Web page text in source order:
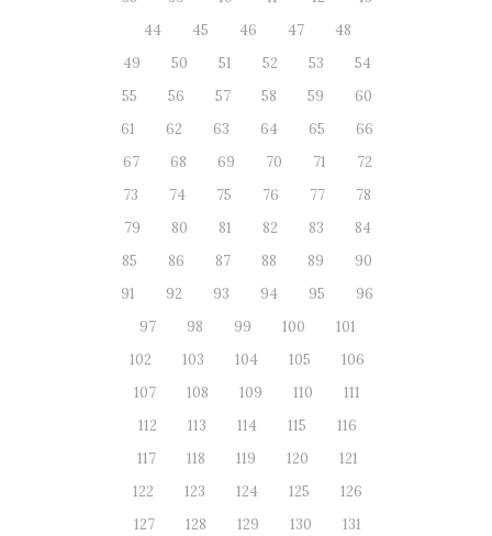
44
45 46 47
48
49
50 51 52 53
54
55
56 57 58 59
60
61
62 63 64 65
66
67
68 69 70 71
72
73
74 75 76 77
78
79
80 81 82 83
84
85
86 87 88 89
90
91
92 93 94 95
96
97
98 99 100
101
102
103 104 105
106
107
108 109 110
111
112
113 114 115
116
117
118 119 120
121
122
123 124 125
126
127
128 129 130
131